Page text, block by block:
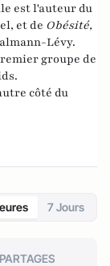
est l'auteur du
et de Obésité,
Lévy.
groupe de
côté du
7 Jours